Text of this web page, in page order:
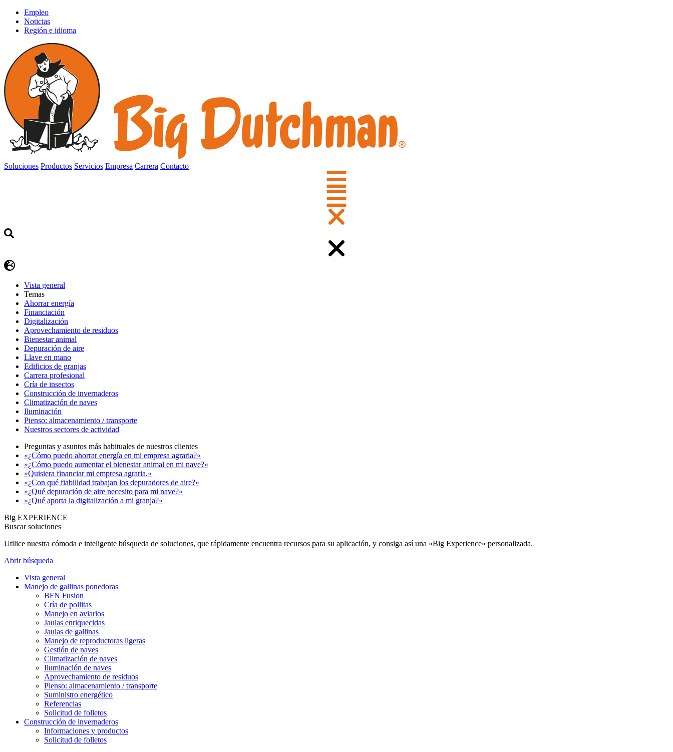
Empleo
Noticias
Región e idioma
Soluciones Productos Servicios Empresa Carrera Contacto
Vista general
Temas
Ahorrar energía
Financiación
Digitalización
Aprovechamiento de residuos
Bienestar animal
Depuración de aire
Llave en mano
Edificios de granjas
Carrera profesional
Cría de insectos
Construcción de invernaderos
Climatización de naves
Iluminación
Pienso: almacenamiento / transporte
Nuestros sectores de actividad
Preguntas y asuntos más habituales de nuestros clientes
»¿Cómo puedo ahorrar energía en mi empresa agraria?«
»¿Cómo puedo aumentar el bienestar animal en mi nave?«
»Quisiera financiar mi empresa agraria.«
»¿Con qué fiabilidad trabajan los depuradores de aire?«
»¿Qué depuración de aire necesito para mi nave?«
»¿Qué aporta la digitalización a mi granja?«
Big EXPERIENCE
Buscar soluciones
Utilice nuestra cómoda e inteligente búsqueda de soluciones, que rápidamente encuentra recursos para su aplicación, y consiga así una «Big Experience» personalizada.
Abrir búsqueda
Vista general
Manejo de gallinas ponedoras
BFN Fusion
Cría de pollitas
Manejo en aviarios
Jaulas enriquecidas
Jaulas de gallinas
Manejo de reproductoras ligeras
Gestión de naves
Climatización de naves
Iluminación de naves
Aprovechamiento de residuos
Pienso: almacenamiento / transporte
Suministro energético
Referencias
Solicitud de folletos
Construcción de invernaderos
Informaciones y productos
Solicitud de folletos